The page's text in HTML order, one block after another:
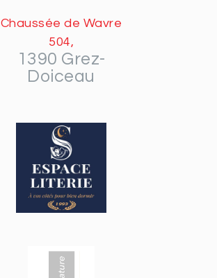
Chaussée de Wavre
504,
1390 Grez-
Doiceau